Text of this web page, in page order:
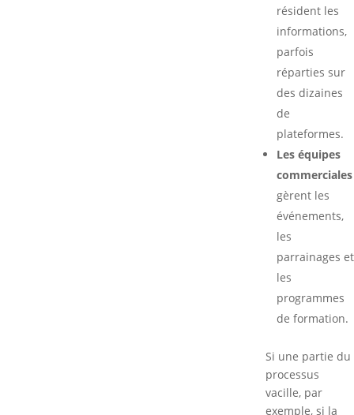
résident les
informations,
parfois
réparties sur
des dizaines
de
plateformes.
Les équipes
commerciales
gèrent les
événements,
les
parrainages et
les
programmes
de formation.
Si une partie du
processus
vacille, par
exemple, si la